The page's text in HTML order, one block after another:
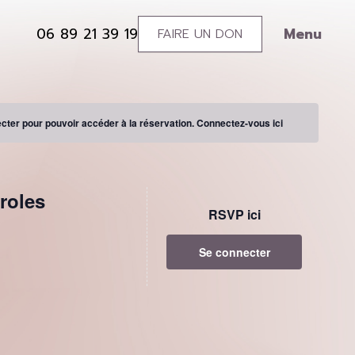
0689213919
06 89 21 39 19
Soutenez
FAIRE UN DON Menu
pour pouvoir accéder à la réservation.Connectez-vous ici
RSVP ici
Se connecter